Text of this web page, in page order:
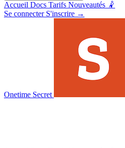
Accueil Docs Tarifs Nouveautés 🤾
Se connecter S'inscrire →
Onetime Secret